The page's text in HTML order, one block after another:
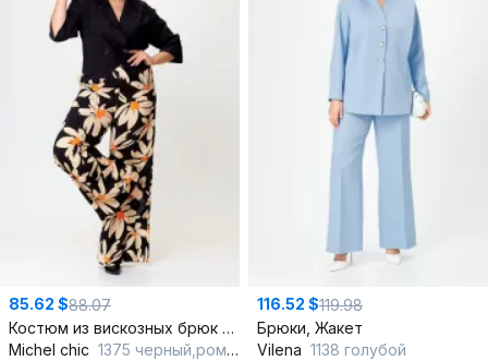
85.62 $88.07
Костюм из вискозных брюк и жакета с лацканами и поясом
Michel chic 1375 черный,ромашка
116.52 $119.98
Брюки, Жакет
Vilena 1138 голубой